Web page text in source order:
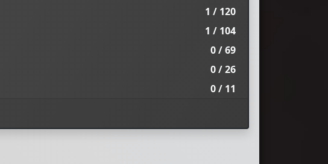
1 / 120
1 / 104
0 / 69
0 / 26
0 / 11